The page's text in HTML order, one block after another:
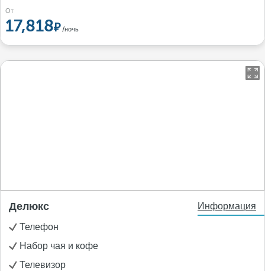
От
17,818 /ночь
Делюкс
Информация
Телефон
Набор чая и кофе
Телевизор